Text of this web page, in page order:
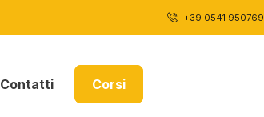
+39 0541 950769
Contatti Corsi